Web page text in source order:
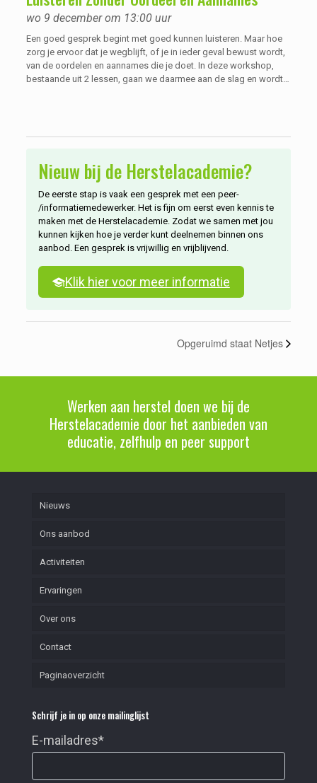
wo 9 december om 13:00 uur
Een goed gesprek begint met goed kunnen luisteren. Maar hoe
zorg je ervoor dat je wegblijft, of je in ieder geval bewust wordt,
van de oordelen en aannames die je doet. In deze workshop,
bestaande uit 2 lessen, gaan we daarmee aan de slag en wordt
Nieuw bij de Herstelacademie?
De eerste stap is vaak een gesprek met een peer-
/informatiemedewerker. Het is fijn om eerst even kennis te
maken met de Herstelacademie. Zodat we samen met jou
kunnen kijken hoe je verder kunt deelnemen binnen ons
aanbod. Een gesprek is vrijwillig en vrijblijvend.
Klik hier voor meer informatie
Opgeruimd staat Netjes
Werken aan herstel doen we bij de
Herstelacademie door het aanbieden van
educatie, zelfhulp en peer support
Nieuws
Ons aanbod
Activiteiten
Ervaringen
Over ons
Contact
Paginaoverzicht
Schrijf je in op onze mailinglijst
E-mailadres*